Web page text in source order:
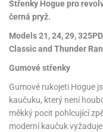
Střenky Hogue pro
černá pryž.
Models 21, 24, 29,
Classic and Thunder
Gumové střenky
Gumové rukojeti Hogue
kaučuku, který není
měkký pocit pohlcující
moderní kaučuk